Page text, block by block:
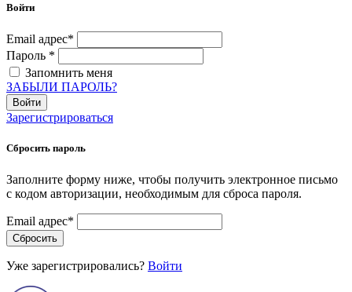
Войти
Email адрес*
Пароль *
Запомнить меня
ЗАБЫЛИ ПАРОЛЬ?
Войти
Зарегистрироваться
Сбросить пароль
Заполните форму ниже, чтобы получить электронное письмо
с кодом авторизации, необходимым для сброса пароля.
Email адрес*
Сбросить
Уже зарегистрировались? Войти